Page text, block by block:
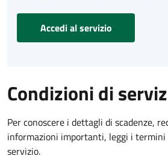
Accedi al servizio
Condizioni di
Per conoscere i dettagli di scadenze,
informazioni importanti, leggi i termini
servizio.